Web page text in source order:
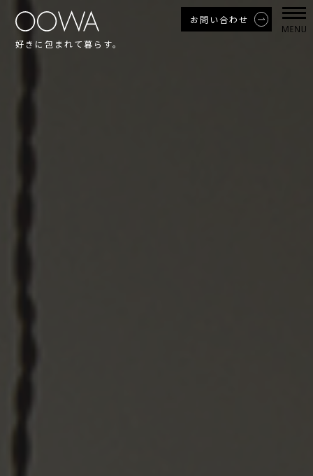
お問い合わせ
好きに包まれて暮らす。